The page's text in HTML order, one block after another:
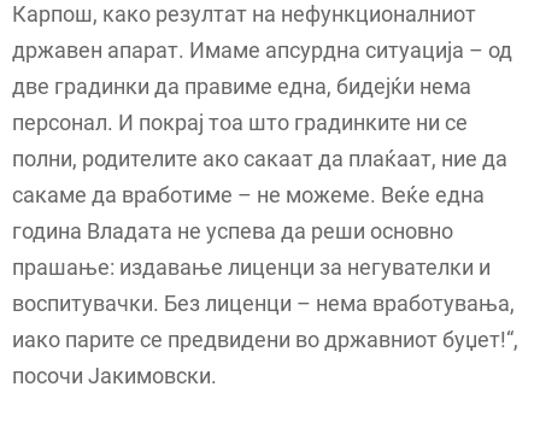
Карпош, како резултат на нефункционалниот
државен апарат. Имаме апсурдна ситуација – од
две градинки да правиме една, бидејќи нема
персонал. И покрај тоа што градинките ни се
полни, родителите ако сакаат да плаќаат, ние да
сакаме да вработиме – не можеме. Веќе една
година Владата не успева да реши основно
прашање: издавање лиценци за негувателки и
воспитувачки. Без лиценци – нема вработувања,
иако парите се предвидени во државниот буџет!“,
посочи Јакимовски.